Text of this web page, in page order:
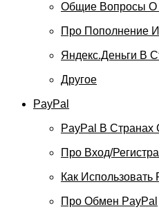
Общие Вопросы О
Про Пополнение
Яндекс.Деньги В
Другое
PayPal
PayPal В Странах
Про Вход/
Как Использовать
Про Обмен PayPal